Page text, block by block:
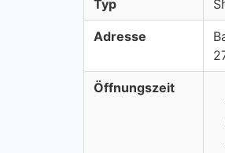
Typ
Adresse
Öffnungszeit